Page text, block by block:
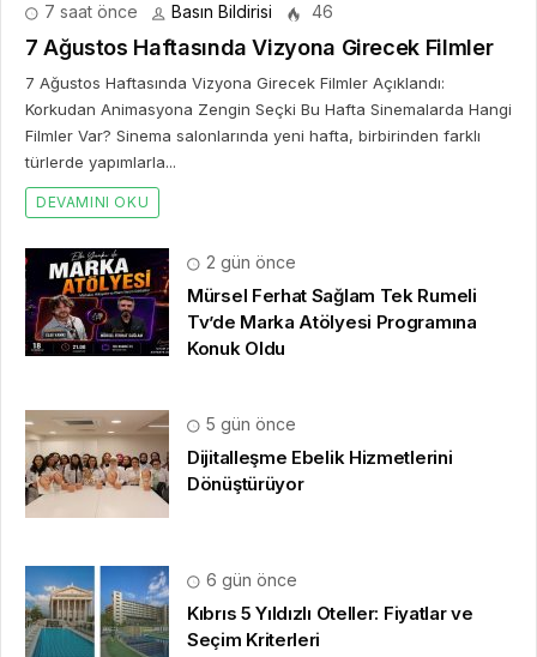
7 saat önce Basın Bildirisi 46
7 Ağustos Haftasında Vizyona Girecek Filmler
7 Ağustos Haftasında Vizyona Girecek Filmler Açıklandı:
Korkudan Animasyona Zengin Seçki Bu Hafta Sinemalarda Hangi
Filmler Var? Sinema salonlarında yeni hafta, birbirinden farklı
türlerde yapımlarla...
DEVAMINI OKU
2 gün önce
Mürsel Ferhat Sağlam Tek Rumeli
Tv’de Marka Atölyesi Programına
Konuk Oldu
5 gün önce
Dijitalleşme Ebelik Hizmetlerini
Dönüştürüyor
6 gün önce
Kıbrıs 5 Yıldızlı Oteller: Fiyatlar ve
Seçim Kriterleri